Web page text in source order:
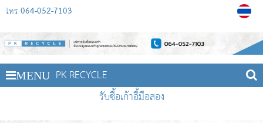
โทร 064-052-7103
MENU PK RECYCLE
รับซื้อเก้าอี้มือสอง